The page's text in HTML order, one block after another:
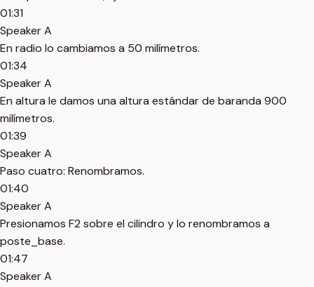
01:31
Speaker A
En radio lo cambiamos a 50 milímetros.
01:34
Speaker A
En altura le damos una altura estándar de baranda 900
milímetros.
01:39
Speaker A
Paso cuatro: Renombramos.
01:40
Speaker A
Presionamos F2 sobre el cilindro y lo renombramos a
poste_base.
01:47
Speaker A